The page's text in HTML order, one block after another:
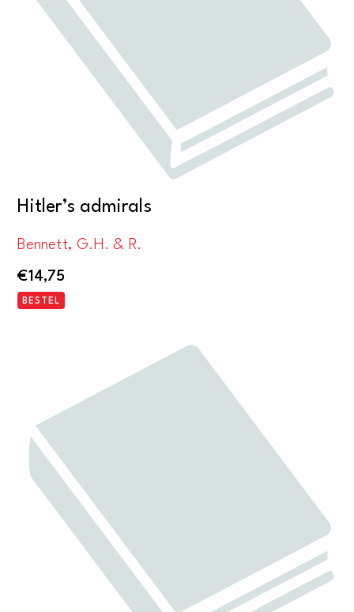
Hitler’s admirals
Bennett, G.H. & R.
€14,75
BESTEL